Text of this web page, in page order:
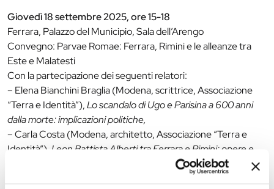
Giovedì 18 settembre 2025, ore 15-18
Ferrara, Palazzo del Municipio, Sala dell’Arengo
Convegno: Parvae Romae: Ferrara, Rimini e le alleanze tra
Este e Malatesti
Con la partecipazione dei seguenti relatori:
– Elena Bianchini Braglia (Modena, scrittrice, Associazione
“Terra e Identità”),Lo scandalo di Ugo e Parisina a 600 anni
dalla morte: implicazioni politiche,
– Carla Costa (Modena, architetto, Associazione “Terra e
Identità”), Leon Battista Alberti tra Ferrara e Rimini: opere e
architetture per Leonello d’Este e Sigismondo Pandolfo